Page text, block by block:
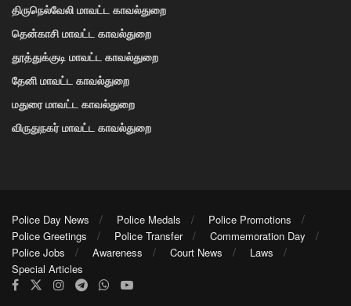
திருநெல்வேலி மாவட்ட காவல்துறை
தென்காசி மாவட்ட காவல்துறை
தூத்துக்குடி மாவட்ட காவல்துறை
தேனி மாவட்ட காவல்துறை
மதுரை மாவட்ட காவல்துறை
விருதுநகர் மாவட்ட காவல்துறை
Police Day News Police Medals
Police Promotions
Police Greetings
Police Transfer
Commemoration Day
Police Jobs
Awareness Court News
Laws
Special Articles